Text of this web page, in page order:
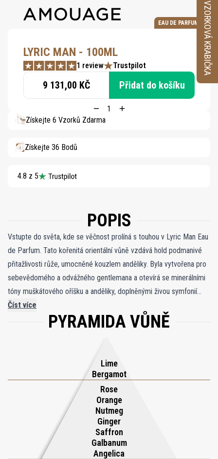
EAU DE PARFUM
LYRIC MAN - 100ML
1 review Trustpilot
9 131,00 KČ Přidat do košíku
Získejte 6 Vzorků Zdarma
Získejte 36 Bodů
4.8 z 5
POPIS
Vstupte do světa, kde se věčnost prolíná s touhou v Lyric Man Eau
de Parfum. Tato kořenitá orientální vůně vzdává hold podmanivé
přitažlivosti růže, umocněné kouzlem anděliky. Byla vytvořena pro
sebevědomého a odvážného gentlemana a otevírá se minerálními
tóny muškátového oříšku a anděliky, doplněnými živou symfonií
limetky a bergamotu. Svěží zeleň zázvoru a galbana dodává
hloubku, zatímco šafrán přináší vlnu sladkosti, která připravuje
jiskřivým kadidlem, čistými pižmy a svěžími dozvuky, po nichž
zůstává bohatý závěr jemné vanilky a santalového dřeva. Lyric
Man je symfonickou poctou melancholické kráse růže.
Číst více
PYRAMIDA VŮNĚ
Lime
Bergamot
Rose
Orange
Nutmeg
Ginger
Saffron
Galbanum
Angelica
VZORKOVÁ KRABIČKA